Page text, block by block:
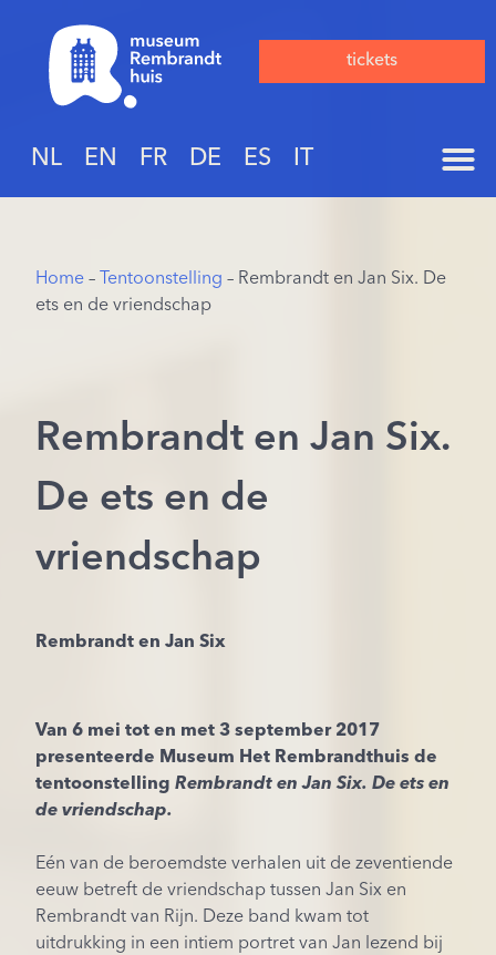
tickets
NL EN FR DE ES IT
Home – Tentoonstelling – Rembrandt en Jan Six. De
ets en de vriendschap
Rembrandt en Jan Six.
De ets en de
vriendschap
Rembrandt en Jan Six
Van 6 mei tot en met 3 september 2017
presenteerde Museum Het Rembrandthuis de
tentoonstelling Rembrandt en Jan Six. De ets en
de vriendschap.
Eén van de beroemdste verhalen uit de zeventiende
eeuw betreft de vriendschap tussen Jan Six en
Rembrandt van Rijn. Deze band kwam tot
uitdrukking in een intiem portret van Jan lezend bij